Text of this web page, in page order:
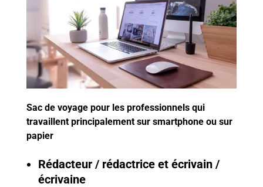
Sac de voyage pour les professionnels qui
travaillent principalement sur smartphone ou sur
papier
Rédacteur / rédactrice et écrivain /
écrivaine